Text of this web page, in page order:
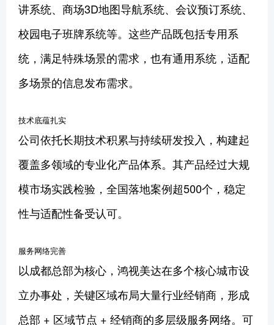
讲系统、商场3D地图导航系统、会议预订系统、
校园电子班牌系统等。这些产品既包括专用系
统，满足特殊场景的需求，也有通用系统，适配
多场景的信息发布需求。
技术底蕴扎实
公司依托长期技术积累与持续研发投入，构建起
覆盖多领域的专业化产品体系。其产品经过大规
模市场实践检验，全国落地案例超500个，稳定
性与适配性备受认可。
服务网络完善
以成都总部为核心，鸿视美达在多个核心城市设
立办事处，关键区域布局大量行业经销商，形成
总部 + 区域节点 + 经销商的多层级服务网络。可